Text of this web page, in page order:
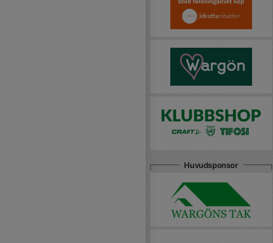
Huvudsponsor